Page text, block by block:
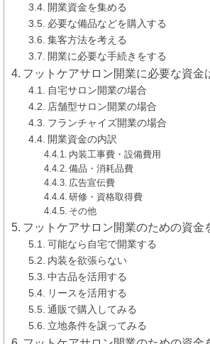
開業資金を集める
必要な備品などを購入する
集客方法を考える
開業に必要な手続きをする
フットケアサロン開業に必要な資金
自宅サロン開業の場合
店舗型サロン開業の場合
フランチャイズ開業の場合
開業資金の内訳
内装工事費・設備費用
備品・消耗品費
広告宣伝費
研修・資格取得費
その他
フットケアサロン開業のための資金
可能なら自宅で開業する
内装を欲張らない
中古品を活用する
リースを活用する
通販で購入してみる
立地条件を譲ってみる